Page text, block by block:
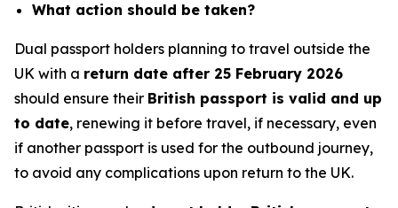
What action should be taken?
Dual passport holders planning to travel outside the
UK with a return date after 25 February 2026
should ensure their British passport is valid and up
to date, renewing it before travel, if necessary, even
if another passport is used for the outbound journey,
to avoid any complications upon return to the UK.